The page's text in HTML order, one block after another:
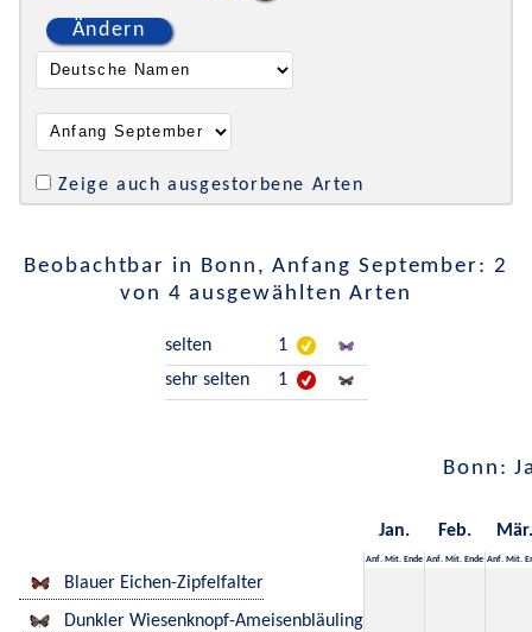
Ändern
Zeige auch ausgestorbene Arten
Beobachtbar in Bonn, Anfang September: 2
von 4 ausgewählten Arten
selten
1
sehr selten
1
Bonn:
Jan. Feb. Mär.
Anf. Mit. Ende Anf. Mit. Ende Anf. Mit.
Blauer Eichen-Zipfelfalter
Dunkler Wiesenknopf-Ameisenbläuling